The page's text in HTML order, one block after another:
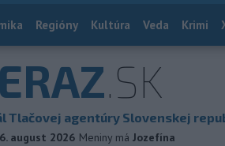
Regióny Kultúra Veda Krimi
.SK
Tlačovej agentúry Slovenskej
6. august 2026 Meniny má Jozefína